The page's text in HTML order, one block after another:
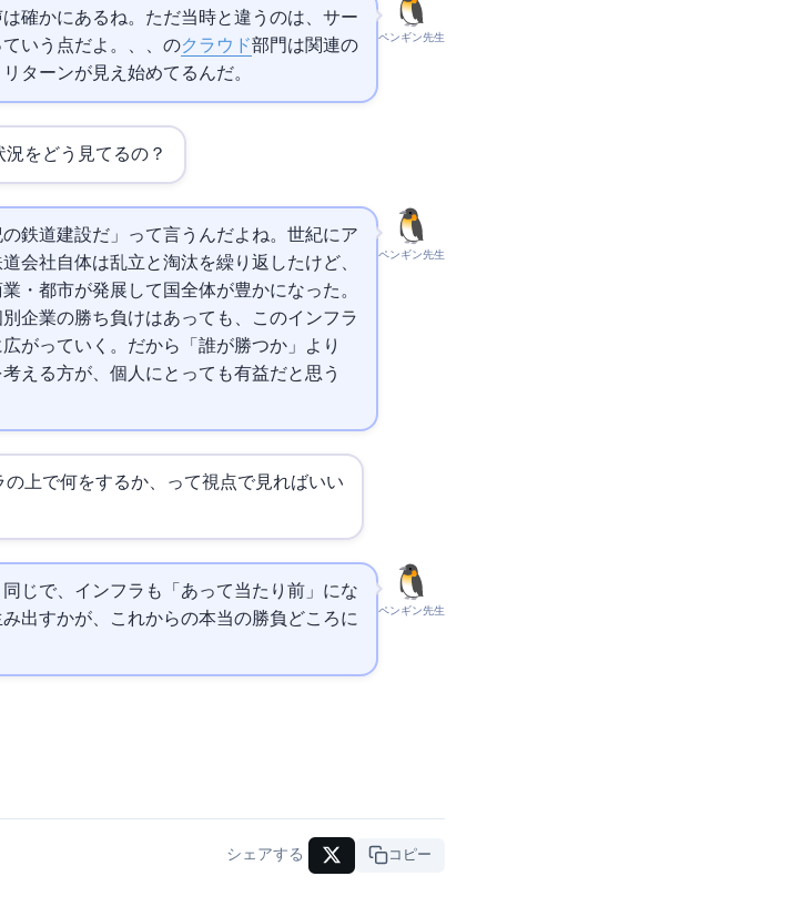
ペンギン先生
は確かにあるね。ただ当時と違うのは、AIサー
いう点だよ。
、 、 のクラウド部門はAI関連の
ターンが見え始めてるんだ。
をどう見てるの？
ペンギン先生
鉄道建設だ」って言うんだよね。19世紀にア
会社自体は乱立と淘汰を繰り返したけど、
・都市が発展して国全体が豊かになった。
別企業の勝ち負けはあっても、このインフラ
がっていく。だから「誰が勝つか」より
える方が、個人にとっても有益だと思う
上で何をするか、って視点で見ればいい
ペンギン先生
じで、AIインフラも「あって当たり前」にな
出すかが、これからの本当の勝負どころに
シェアする URLコピー